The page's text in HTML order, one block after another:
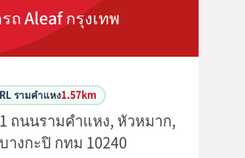
ถ Aleaf กรุงเทพ
รามคำแหง1.57km
1 ถนนรามคำแหง, หัวหมาก,
บางกะปิ กทม 10240